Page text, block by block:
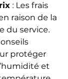
: Les frais
raison de la
du service.
protéger
et